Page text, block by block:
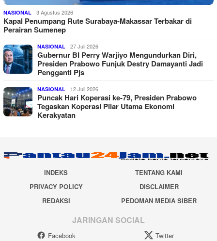
NASIONAL 3 Agustus 2026
Kapal Penumpang Rute Surabaya-Makassar Terbakar di
Perairan Sumenep
NASIONAL 27 Juli 2026
Gubernur BI Perry Warjiyo Mengundurkan Diri,
Presiden Prabowo Funjuk Destry Damayanti Jadi
Pengganti Pjs
NASIONAL 12 Juli 2026
Puncak Hari Koperasi ke-79, Presiden Prabowo
Tegaskan Koperasi Pilar Utama Ekonomi
Kerakyatan
INDEKS
TENTANG KAMI
PRIVACY POLICY
DISCLAIMER
REDAKSI
PEDOMAN MEDIA SIBER
JARINGAN SOCIAL
Facebook Twitter